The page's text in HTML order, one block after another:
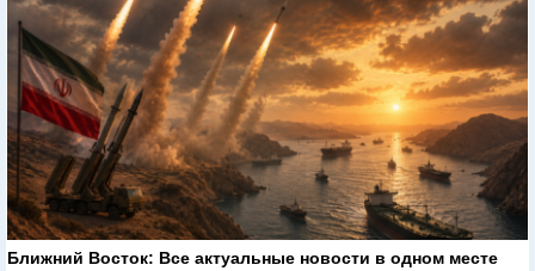
Ближний Восток: Все актуальные новости в одном месте